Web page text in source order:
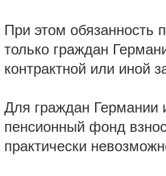
При этом обязанность
только граждан
контрактной или иной
Для граждан Германии
пенсионный фонд
практически